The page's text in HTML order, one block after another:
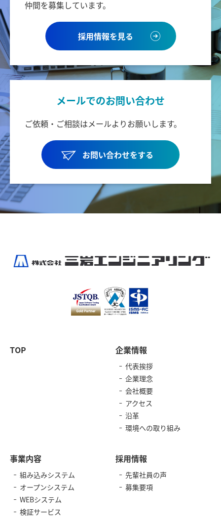
仲間を募集しています。
採用情報を見る
メールでのお問い合わせ
ご依頼・ご相談はメールよりお願いします。
お問い合わせをする
TOP 企業情報
代表挨拶
企業理念
会社概要
アクセス
沿革
環境への取り組み
事業内容
組み込みシステム
オープンシステム
WEBシステム
検証サービス
採用情報
先輩社員の声
募集要項